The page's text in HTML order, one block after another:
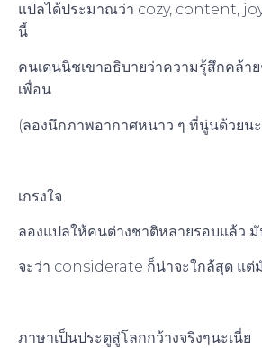
แปลได้ประมาณว่า cozy, content,
นี้
คนเดนนิชเขาอธิบายว่าความรุ้สึกคล้า
เพื่อน
(ลองนึกภาพอากาศหนาว ๆ ที่นู่นด้วยน
เกรงใจ
ลองแปลให้คนต่างชาติหลายรอบแล้ว
จะว่า considerate ก็น่าจะใกล้สุด แต่
ภาษาเป็นประตูสู่โลกกว้างจริงๆนะเนี่ย